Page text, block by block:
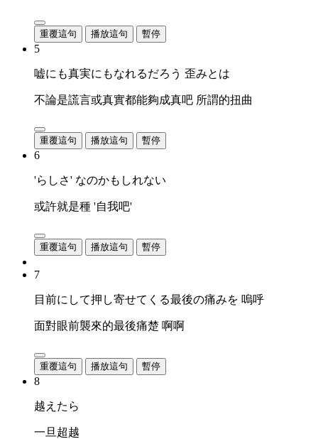
重覆這句 播放這句 暫停
5
嘘にも真実にもなれるだろう 歪みとは
不論是謊言或真實都能夠成真吧 所謂的扭曲
重覆這句 播放這句 暫停
6
'らしさ' なのかもしれない
或許就是種 '自我吧'
重覆這句 播放這句 暫停
7
目前にして押し寄せてくる最後の痛みを 嗚呼
面對眼前襲來的最後痛楚 啊啊
重覆這句 播放這句 暫停
8
越えたら
一旦超越